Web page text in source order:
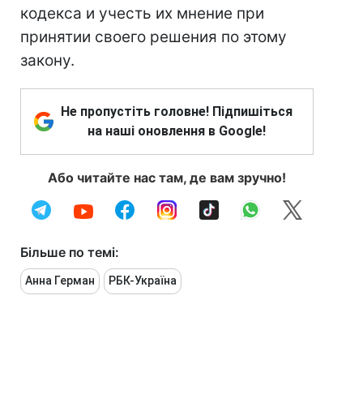
кодекса и учесть их мнение при
принятии своего решения по этому
закону.
Не пропустіть головне! Підпишіться
на наші оновлення в Google!
Або читайте нас там, де вам зручно!
Більше по темі:
Анна Герман РБК-Україна